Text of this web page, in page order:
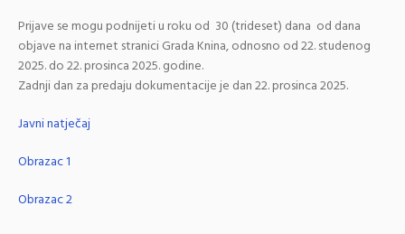
Prijave se mogu podnijeti u roku od 30 (trideset) dana od dana
objave na internet stranici Grada Knina, odnosno od 22. studenog
2025. do 22. prosinca 2025. godine.
Zadnji dan za predaju dokumentacije je dan 22. prosinca 2025.
Javni natječaj
Obrazac 1
Obrazac 2